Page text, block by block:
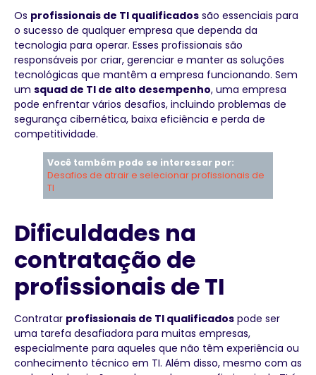
Os profissionais de TI qualificados são essenciais para
o sucesso de qualquer empresa que dependa da
tecnologia para operar. Esses profissionais são
responsáveis ​​por criar, gerenciar e manter as soluções
tecnológicas que mantêm a empresa funcionando. Sem
um squad de TI de alto desempenho, uma empresa
pode enfrentar vários desafios, incluindo problemas de
segurança cibernética, baixa eficiência e perda de
competitividade.
Você também pode se interessar por:
Desafios de atrair e selecionar profissionais de
TI
Dificuldades na
contratação de
profissionais de TI
Contratar profissionais de TI qualificados pode ser
uma tarefa desafiadora para muitas empresas,
especialmente para aqueles que não têm experiência ou
conhecimento técnico em TI. Além disso, mesmo com as